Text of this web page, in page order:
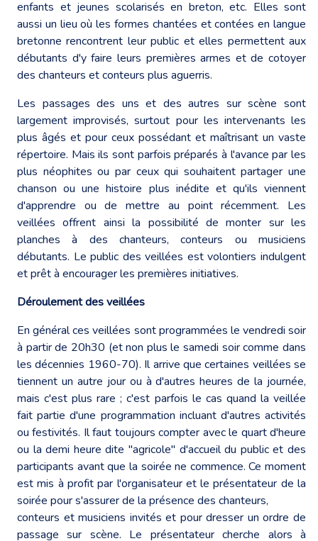
enfants et jeunes scolarisés en breton, etc. Elles sont
aussi un lieu où les formes chantées et contées en langue
bretonne rencontrent leur public et elles permettent aux
débutants d'y faire leurs premières armes et de cotoyer
des chanteurs et conteurs plus aguerris.
Les passages des uns et des autres sur scène sont
largement improvisés, surtout pour les intervenants les
plus âgés et pour ceux possédant et maîtrisant un vaste
répertoire. Mais ils sont parfois préparés à l'avance par les
plus néophites ou par ceux qui souhaitent partager une
chanson ou une histoire plus inédite et qu'ils viennent
d'apprendre ou de mettre au point récemment. Les
veillées offrent ainsi la possibilité de monter sur les
planches à des chanteurs, conteurs ou musiciens
débutants. Le public des veillées est volontiers indulgent
et prêt à encourager les premières initiatives.
Déroulement des veillées
En général ces veillées sont programmées le vendredi soir
à partir de 20h30 (et non plus le samedi soir comme dans
les décennies 1960-70). Il arrive que certaines veillées se
tiennent un autre jour ou à d'autres heures de la journée,
mais c'est plus rare ; c'est parfois le cas quand la veillée
fait partie d'une programmation incluant d'autres activités
ou festivités. Il faut toujours compter avec le quart d'heure
ou la demi heure dite "agricole" d'accueil du public et des
participants avant que la soirée ne commence. Ce moment
est mis à profit par l'organisateur et le présentateur de la
soirée pour s'assurer de la présence des chanteurs,
conteurs et musiciens invités et pour dresser un ordre de
passage sur scène. Le présentateur cherche alors à